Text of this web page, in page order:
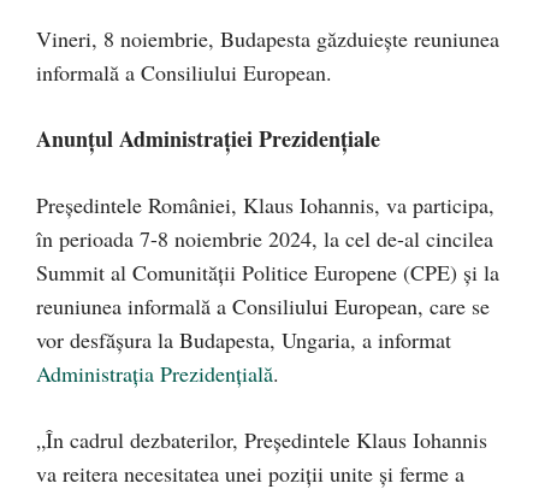
Vineri, 8 noiembrie, Budapesta găzduiește reuniunea
informală a Consiliului European.
Anunțul Administrației Prezidențiale
Președintele României, Klaus Iohannis, va participa,
în perioada 7-8 noiembrie 2024, la cel de-al cincilea
Summit al Comunității Politice Europene (CPE) şi la
reuniunea informală a Consiliului European, care se
vor desfășura la Budapesta, Ungaria, a informat
Administrația Prezidențială.
„În cadrul dezbaterilor, Președintele Klaus Iohannis
va reitera necesitatea unei poziții unite și ferme a